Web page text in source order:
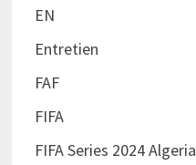
EN
Entretien
FAF
FIFA
FIFA Series 2024 Algeria